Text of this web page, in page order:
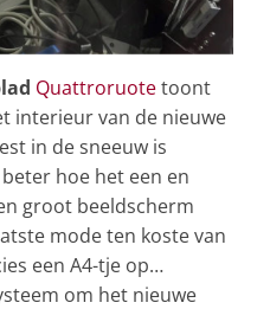
Quattroruotetoont
interieur van de nieuwe
in de sneeuw is
hoe het een en
groot beeldscherm
mode ten koste van
een A4-tje op…
om het nieuwe